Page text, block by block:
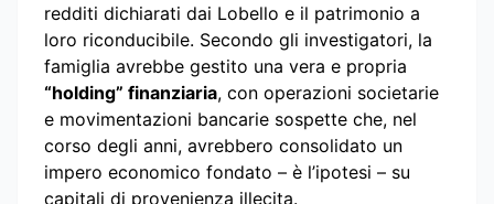
redditi dichiarati dai Lobello e il patrimonio a
loro riconducibile. Secondo gli investigatori, la
famiglia avrebbe gestito una vera e propria
“holding” finanziaria, con operazioni societarie
e movimentazioni bancarie sospette che, nel
corso degli anni, avrebbero consolidato un
impero economico fondato – è l’ipotesi – su
capitali di provenienza illecita.